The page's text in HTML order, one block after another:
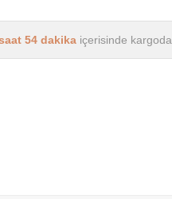
54 dakika içerisinde kargoda.